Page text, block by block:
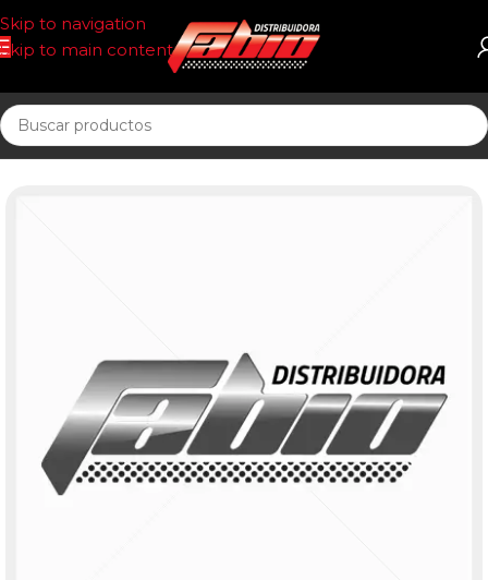
Skip to navigation
Skip to main content
Inicio UNIDAD SELLADA ACEITE